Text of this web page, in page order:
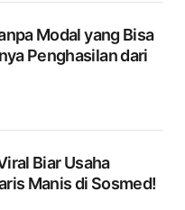
Modal yang Bisa
Penghasilan dari
Biar Usaha
Manis di Sosmed!